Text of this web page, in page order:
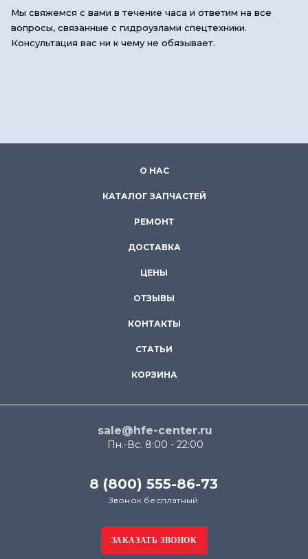
Мы свяжемся с вами в течение часа и ответим на все
вопросы, связанные с гидроузлами спецтехники.
Консультация вас ни к чему не обязывает.
О НАС
КАТАЛОГ ЗАПЧАСТЕЙ
РЕМОНТ
ДОСТАВКА
ЦЕНЫ
ОТЗЫВЫ
КОНТАКТЫ
СТАТЬИ
КОРЗИНА
sale@hfe-center.ru
Пн.-Вс. 8:00 - 22:00
8 (800) 555-86-73
Звонок бесплатный